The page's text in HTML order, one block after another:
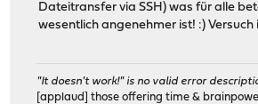
Dateitransfer via SSH) was für alle
wesentlich angenehmer ist! :) Versuch
"It doesn't work!" is no valid error
[applaud] those offering time &